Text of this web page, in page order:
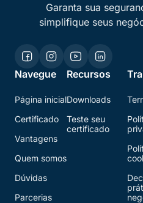
Garanta sua
simplifique seus
Navegue
Página inicial
Certificado
Vantagens
Quem somos
Dúvidas
Parcerias
Recursos
Downloads
Teste seu
certificado